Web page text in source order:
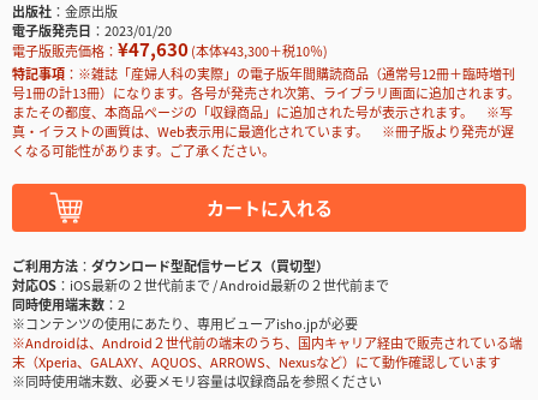
出版社
金原出版
電子版発売日
2023/01/20
電子版販売価格： ¥47,630(本体¥43,300＋税10％)
特記事項
※雑誌「産婦人科の実際」の電子版年間購読商品（通常号12冊＋臨時増刊
号1冊の計13冊）になります。各号が発売され次第、ライブラリ画面に追加されます。
またその都度、本商品ページの「収録商品」に追加された号が表示されます。 ※写
真・イラストの画質は、Web表示用に最適化されています。 ※冊子版より発売が遅
くなる可能性があります。ご了承ください。
カートに入れる
ご利用方法
ダウンロード型配信サービス（買切型）
対応OS
iOS最新の２世代前まで / Android最新の２世代前まで
同時使用端末数
2
※コンテンツの使用にあたり、専用ビューアisho.jpが必要
※Androidは、Android２世代前の端末のうち、国内キャリア経由で販売されている端
末（Xperia、GALAXY、AQUOS、ARROWS、Nexusなど）にて動作確認しています
※同時使用端末数、必要メモリ容量は収録商品を参照ください